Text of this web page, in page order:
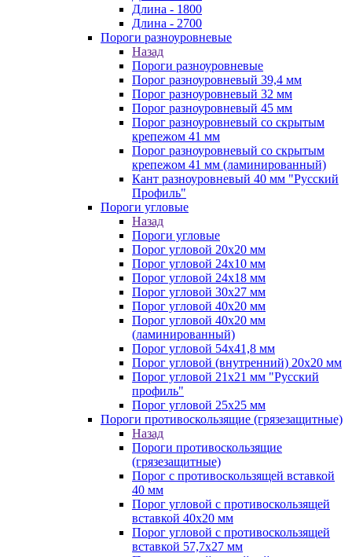
Длина - 1800
Длина - 2700
Пороги разноуровневые
Назад
Пороги разноуровневые
Порог разноуровневый 39,4 мм
Порог разноуровневый 32 мм
Порог разноуровневый 45 мм
Порог разноуровневый со скрытым
крепежом 41 мм
Порог разноуровневый со скрытым
крепежом 41 мм (ламинированный)
Кант разноуровневый 40 мм "Русский
Профиль"
Пороги угловые
Назад
Пороги угловые
Порог угловой 20х20 мм
Порог угловой 24х10 мм
Порог угловой 24х18 мм
Порог угловой 30х27 мм
Порог угловой 40х20 мм
Порог угловой 40х20 мм
(ламинированный)
Порог угловой 54х41,8 мм
Порог угловой (внутренний) 20х20 мм
Порог угловой 21х21 мм "Русский
профиль"
Порог угловой 25х25 мм
Пороги противоскользящие (грязезащитные)
Назад
Пороги противоскользящие
(грязезащитные)
Порог с противоскользящей вставкой
40 мм
Порог угловой с противоскользящей
вставкой 40х20 мм
Порог угловой с противоскользящей
вставкой 57,7х27 мм